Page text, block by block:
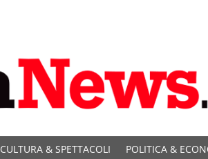
CULTURA & SPETTACOLI POLITICA &